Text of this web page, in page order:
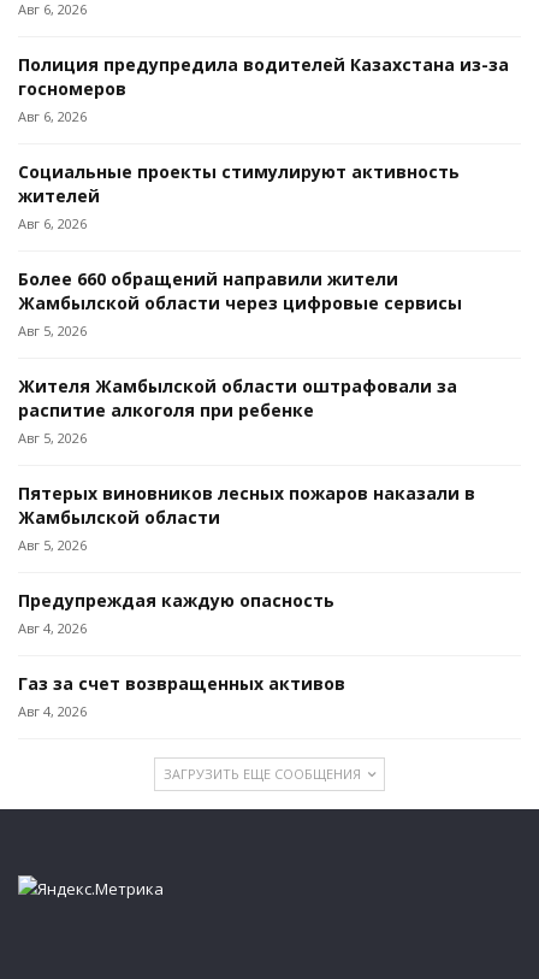
Авг 6, 2026
Полиция предупредила водителей Казахстана из-за
госномеров
Авг 6, 2026
Социальные проекты стимулируют активность
жителей
Авг 6, 2026
Более 660 обращений направили жители
Жамбылской области через цифровые сервисы
Авг 5, 2026
Жителя Жамбылской области оштрафовали за
распитие алкоголя при ребенке
Авг 5, 2026
Пятерых виновников лесных пожаров наказали в
Жамбылской области
Авг 5, 2026
Предупреждая каждую опасность
Авг 4, 2026
Газ за счет возвращенных активов
Авг 4, 2026
ЗАГРУЗИТЬ ЕЩЕ СООБЩЕНИЯ